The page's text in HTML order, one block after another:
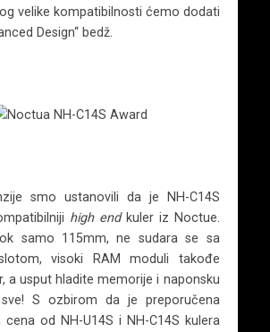
velike kompatibilnosti ćemo dodati
Design“ bedž.
smo ustanovili da je NH-C14S
high endkuler iz Noctue.
samo 115mm, ne sudara se sa
visoki RAM moduli takođe
a usput hladite memorije i naponsku
S ozbirom da je preporučena
cena od NH-U14S i NH-C14S kulera